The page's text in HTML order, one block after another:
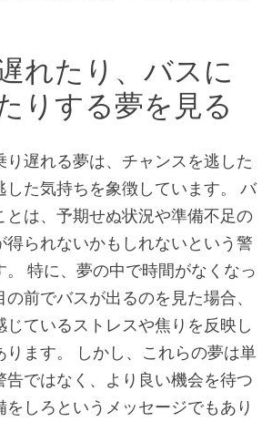
れたり、バスに
りする夢を見る
り遅れる夢は、チャンスを逃した
した気持ちを象徴しています。 バ
とは、予期せぬ状況や準備不足の
得られないかもしれないという警
特に、夢の中で時間がなくなっ
前でバスが出るのを見た場合、
じているストレスや焦りを反映し
ります。 しかし、これらの夢は単
告ではなく、より良い機会を待つ
をしろというメッセージでもあり